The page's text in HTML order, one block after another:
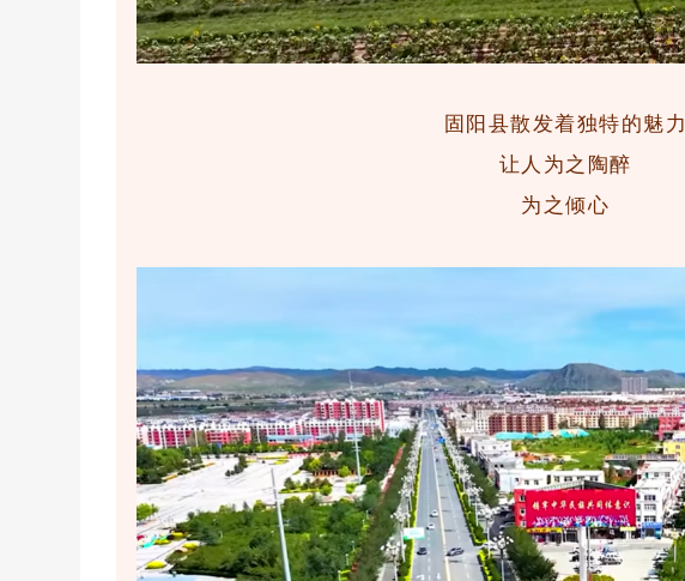
固阳县散发着独特的魅力
让人为之陶醉
为之倾心